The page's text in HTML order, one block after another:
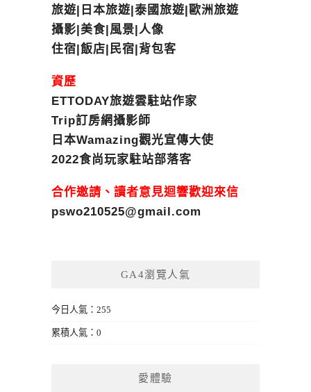
旅遊|日本旅遊|泰國旅遊|歐洲旅遊
攝影|美食|風景|人像
住宿|飯店|民宿|背包客
資歷
ETTODAY旅遊雲駐站作家
Trip訂房網攝影師
日本Wamazing觀光宣傳大使
2022食尚玩家駐站部落客
合作邀請、讀者意見迴響歡迎來信
pswo210525@gmail.com
GA4瀏覽人氣
今日人氣：255
累積人氣：0
愛體驗